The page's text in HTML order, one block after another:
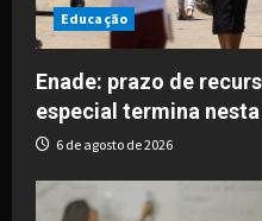
Educação
Enade: prazo de
especial termina
6 de agosto de 2026